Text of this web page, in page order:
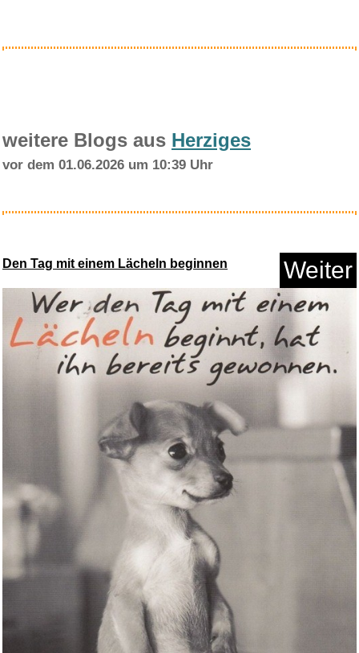
Anzeige
Basic Shirt Damen - Longshirt ...
weitere Blogs aus Herziges
vor dem 01.06.2026 um 10:39 Uhr
Den Tag mit einem Lächeln beginnen Weiter